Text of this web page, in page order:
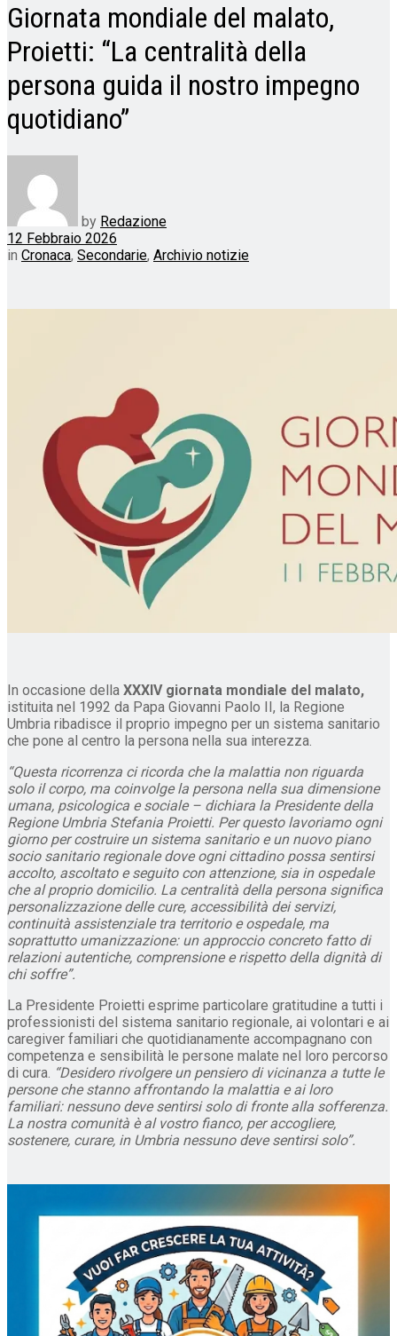
Giornata mondiale del malato,
Proietti: “La centralità della
persona guida il nostro impegno
quotidiano”
by Redazione
12 Febbraio 2026
in Cronaca, Secondarie, Archivio notizie
In occasione della XXXIV giornata mondiale del malato,
istituita nel 1992 da Papa Giovanni Paolo II, la Regione
Umbria ribadisce il proprio impegno per un sistema sanitario
che pone al centro la persona nella sua interezza.
“Questa ricorrenza ci ricorda che la malattia non riguarda
solo il corpo, ma coinvolge la persona nella sua dimensione
umana, psicologica e sociale – dichiara la Presidente della
Regione Umbria Stefania Proietti. Per questo lavoriamo ogni
giorno per costruire un sistema sanitario e un nuovo piano
socio sanitario regionale dove ogni cittadino possa sentirsi
accolto, ascoltato e seguito con attenzione, sia in ospedale
che al proprio domicilio. La centralità della persona significa
personalizzazione delle cure, accessibilità dei servizi,
continuità assistenziale tra territorio e ospedale, ma
soprattutto umanizzazione: un approccio concreto fatto di
relazioni autentiche, comprensione e rispetto della dignità di
chi soffre”.
La Presidente Proietti esprime particolare gratitudine a tutti i
professionisti del sistema sanitario regionale, ai volontari e ai
caregiver familiari che quotidianamente accompagnano con
competenza e sensibilità le persone malate nel loro percorso
di cura. “Desidero rivolgere un pensiero di vicinanza a tutte le
persone che stanno affrontando la malattia e ai loro
familiari: nessuno deve sentirsi solo di fronte alla sofferenza.
La nostra comunità è al vostro fianco, per accogliere,
sostenere, curare, in Umbria nessuno deve sentirsi solo”.